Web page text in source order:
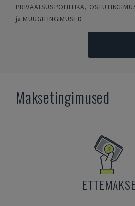
PRIVAATSUSPOLIITIKA,
ja MÜÜGITINGIMUSED
Maksetingimused
ETTEMAKSE